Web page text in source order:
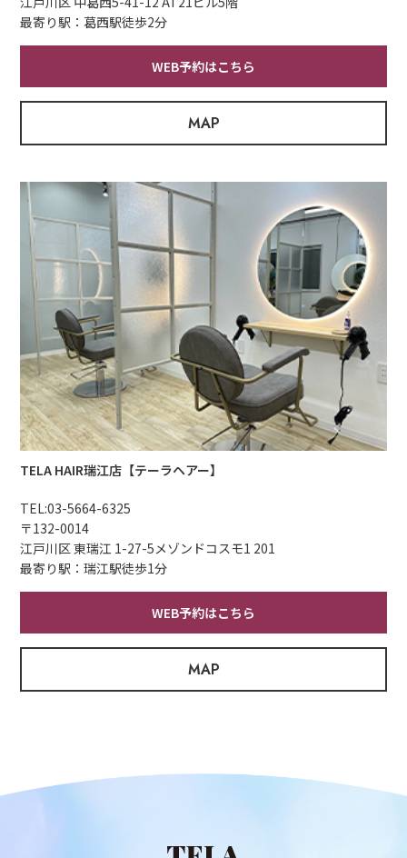
最寄り駅：葛西駅徒歩2分
WEB予約はこちら
MAP
TELA HAIR瑞江店【テーラヘアー】
TEL:03-5664-6325
〒132-0014
江戸川区 東瑞江 1-27-5メゾンドコスモ1 201
最寄り駅：瑞江駅徒歩1分
WEB予約はこちら
MAP